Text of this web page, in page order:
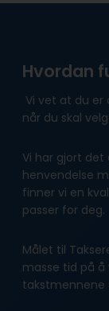
Hvordan
Vi vet at du er
når du skal
Vi har gjort det
henvendelse
finner vi en
passer for deg.
Målet til
masse tid på å
takstmennene